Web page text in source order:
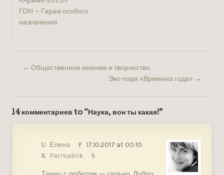
ГОН — Гараж особого
назначения
← Общественное мнение и творчество
Эко-парк «Времена года» →
14 комментариев to “Наука, вон ты какая!”
Елена
17.10.2017 at 00:10
Permalink